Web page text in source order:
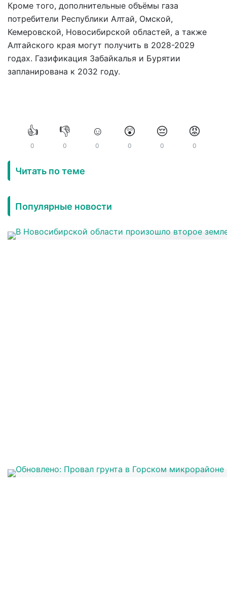
Кроме того, дополнительные объёмы газа
потребители Республики Алтай, Омской,
Кемеровской, Новосибирской областей, а также
Алтайского края могут получить в 2028-2029
годах. Газификация Забайкалья и Бурятии
запланирована к 2032 году.
👍
0
👎
0
☺️
0
😲
0
😔
0
😡
0
Читать по теме
Популярные новости